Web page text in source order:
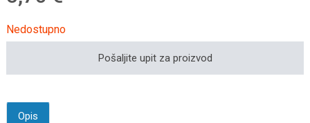
Nedostupno
Pošaljite upit za proizvod
Opis